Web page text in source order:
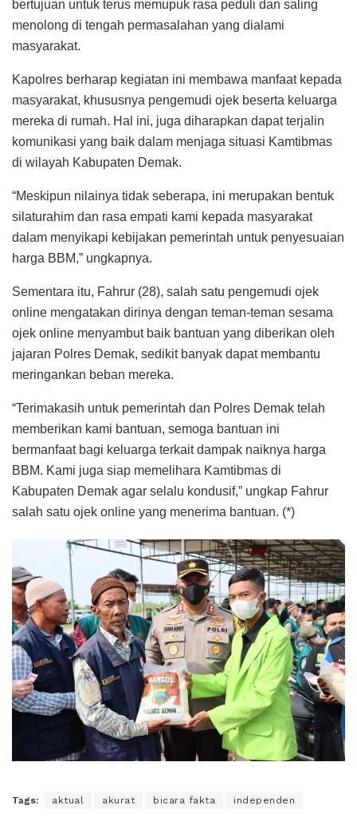
bertujuan untuk terus memupuk rasa peduli dan saling
menolong di tengah permasalahan yang dialami
masyarakat.
Kapolres berharap kegiatan ini membawa manfaat kepada
masyarakat, khususnya pengemudi ojek beserta keluarga
mereka di rumah. Hal ini, juga diharapkan dapat terjalin
komunikasi yang baik dalam menjaga situasi Kamtibmas
di wilayah Kabupaten Demak.
“Meskipun nilainya tidak seberapa, ini merupakan bentuk
silaturahim dan rasa empati kami kepada masyarakat
dalam menyikapi kebijakan pemerintah untuk penyesuaian
harga BBM,” ungkapnya.
Sementara itu, Fahrur (28), salah satu pengemudi ojek
online mengatakan dirinya dengan teman-teman sesama
ojek online menyambut baik bantuan yang diberikan oleh
jajaran Polres Demak, sedikit banyak dapat membantu
meringankan beban mereka.
“Terimakasih untuk pemerintah dan Polres Demak telah
memberikan kami bantuan, semoga bantuan ini
bermanfaat bagi keluarga terkait dampak naiknya harga
BBM. Kami juga siap memelihara Kamtibmas di
Kabupaten Demak agar selalu kondusif,” ungkap Fahrur
salah satu ojek online yang menerima bantuan. (*)
Tags: aktual akurat bicara fakta independen